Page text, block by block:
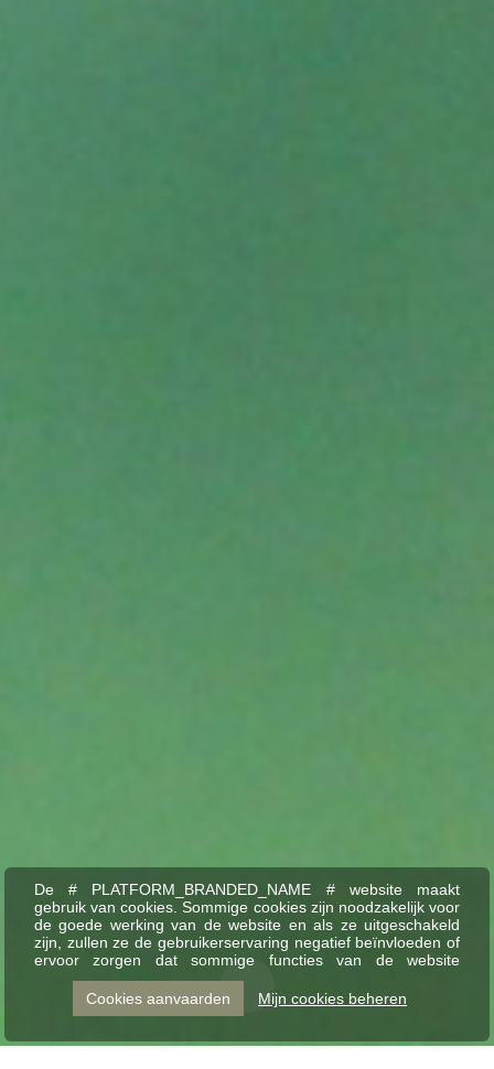
De # PLATFORM_BRANDED_NAME # website maakt
gebruik van cookies. Sommige cookies zijn noodzakelijk voor
de goede werking van de website en als ze uitgeschakeld
zijn, zullen ze de gebruikerservaring negatief beïnvloeden of
ervoor zorgen dat sommige functies van de website
uitgeschakeld zijn. Andere cookies worden gebruikt voor
analyse- of marketingdoeleinden.
Cookies aanvaarden Mijn cookies beheren